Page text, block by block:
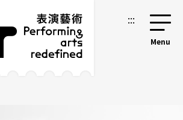
:::